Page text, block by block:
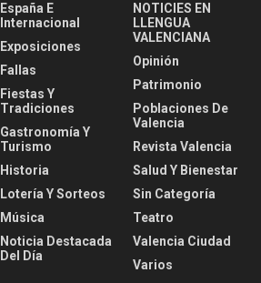
España E
Internacional
Exposiciones
Fallas
Fiestas Y
Tradiciones
Gastronomía Y
Turismo
Historia
Lotería Y Sorteos
Música
Noticia Destacada
Del Día
NOTICIES EN
LLENGUA
VALENCIANA
Opinión
Patrimonio
Poblaciones De
Valencia
Revista Valencia
Salud Y Bienestar
Sin Categoría
Teatro
Valencia Ciudad
Varios